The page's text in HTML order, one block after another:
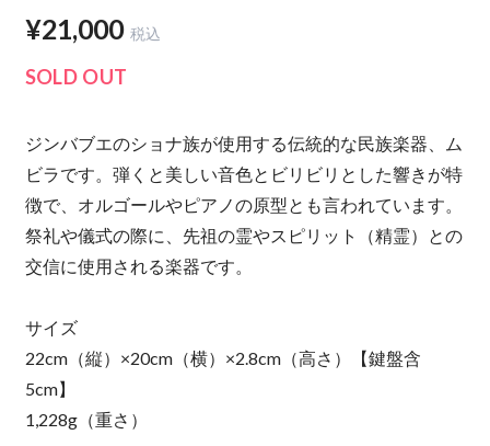
¥21,000 税込
SOLD OUT
ジンバブエのショナ族が使用する伝統的な民族楽器、ム
ビラです。弾くと美しい音色とビリビリとした響きが特
徴で、オルゴールやピアノの原型とも言われています。
祭礼や儀式の際に、先祖の霊やスピリット（精霊）との
交信に使用される楽器です。
サイズ
22cm（縦）×20cm（横）×2.8cm（高さ）【鍵盤含
5cm】
1,228g（重さ）